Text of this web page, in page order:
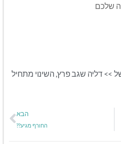
שלכם
>> דליה שגב פרץ, השינוי מתחיל
הבא
החורף מגיע??